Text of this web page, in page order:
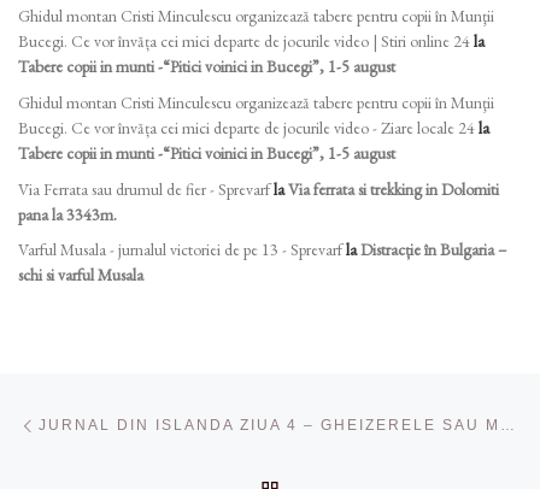
Ghidul montan Cristi Minculescu organizează tabere pentru copii în Munţii
Bucegi. Ce vor învăța cei mici departe de jocurile video | Stiri online 24la
Tabere copii in munti -“Pitici voinici in Bucegi”, 1-5 august
Ghidul montan Cristi Minculescu organizează tabere pentru copii în Munţii
Bucegi. Ce vor învăța cei mici departe de jocurile video - Ziare locale 24la
Tabere copii in munti -“Pitici voinici in Bucegi”, 1-5 august
Via Ferrata sau drumul de fier - SprevarflaVia ferrata si trekking in Dolomiti
pana la 3343m.
Varful Musala - jurnalul victoriei de pe 13 - SprevarflaDistracție în Bulgaria –
schi si varful Musala
JURNAL DIN ISLANDA ZIUA 4 – GHEIZERELE SAU MODUL ÎN CARE A CREAT DUMNEZEU „CONDUCTELE” DE APĂ CALDĂ ÎN ȚARA „DE GHEAȚĂ”